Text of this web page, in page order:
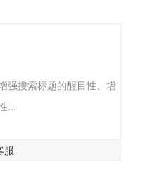
强搜索标题的醒目性、增
...
服